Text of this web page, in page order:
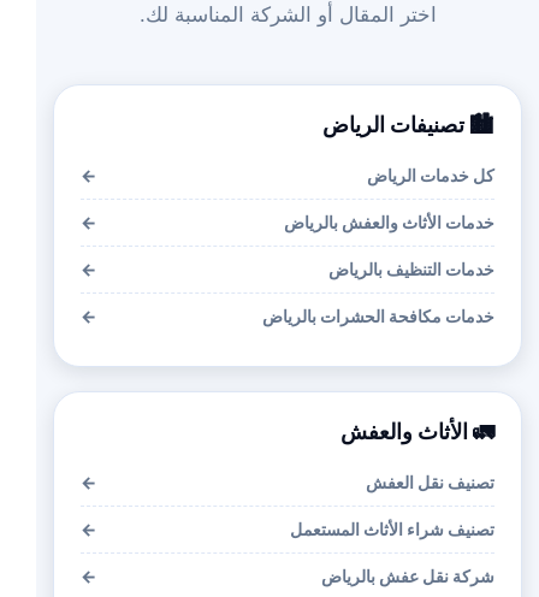
اختر المقال أو الشركة المناسبة لك.
🏙️ تصنيفات الرياض
كل خدمات الرياض ←
خدمات الأثاث والعفش بالرياض ←
خدمات التنظيف بالرياض ←
خدمات مكافحة الحشرات بالرياض ←
🚛 الأثاث والعفش
تصنيف نقل العفش ←
تصنيف شراء الأثاث المستعمل ←
شركة نقل عفش بالرياض ←